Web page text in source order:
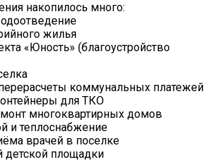
накопилось много:
жилья
«Юность» (благоустройство
коммунальных платежей
для ТКО
многоквартирных домов
и теплоснабжение
врачей в поселке
детской площадки